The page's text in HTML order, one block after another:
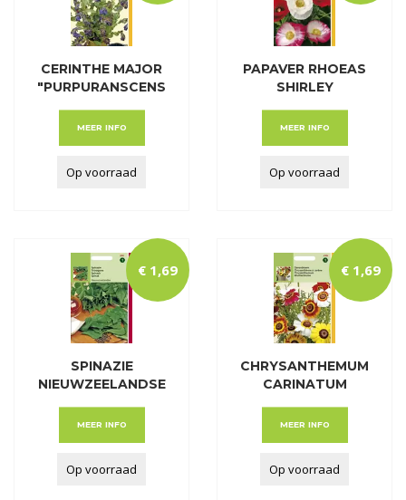
CERINTHE MAJOR
"PURPURANSCENS
MEER INFO
Op voorraad
PAPAVER RHOEAS
SHIRLEY
MEER INFO
Op voorraad
SPINAZIE
NIEUWZEELANDSE
€ 1,69
MEER INFO
Op voorraad
CHRYSANTHEMUM
CARINATUM
€ 1,69
MEER INFO
Op voorraad